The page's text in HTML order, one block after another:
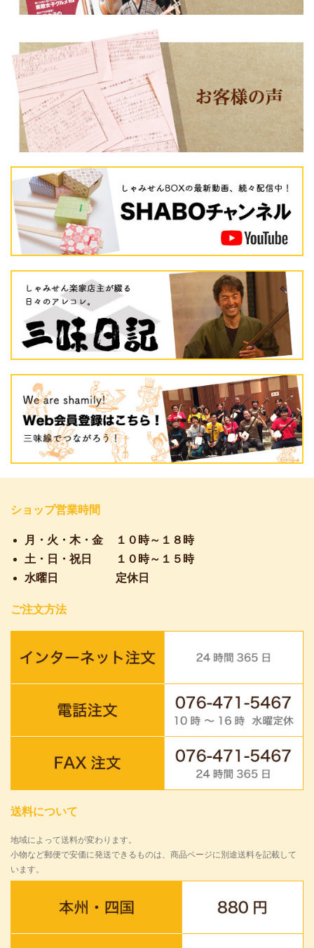
ショップ営業時間
月・火・木・金
１０時～１８時
土・日・祝日
１０時～１５時
水曜日
定休日
ご注文方法
送料について
地域によって送料が変わります。
小物など郵便で安価に発送できるものは、商品ページに別途送料を記載して
います。